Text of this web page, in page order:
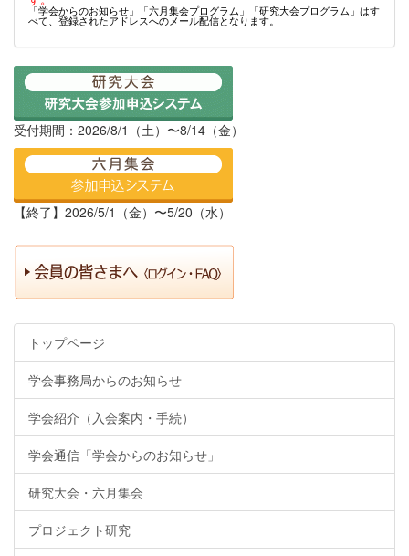
「学会からのお知らせ」「六月集会プログラム」「研究大会プログラム」はす
べて、登録されたアドレスへのメール配信となります。
受付期間：2026/8/1（土）〜8/14（金）
【終了】2026/5/1（金）〜5/20（水）
トップページ
学会事務局からのお知らせ
学会紹介（入会案内・手続）
学会通信「学会からのお知らせ」
研究大会・六月集会
プロジェクト研究